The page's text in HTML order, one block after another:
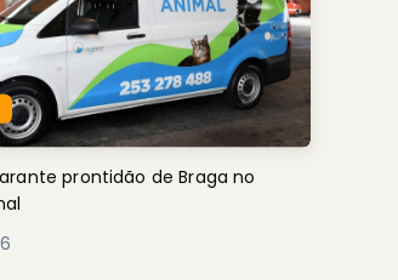
prontidão de Braga no